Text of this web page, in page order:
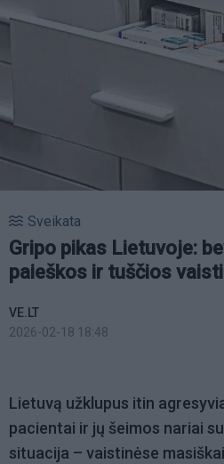
Sveikata
Gripo pikas Lietuvoje:
paieškos ir tuščios
VE.LT
2026-02-18 18:48
Lietuvą užklupus itin
pacientai ir jų šeimos nariai
situacija – vaistinėse